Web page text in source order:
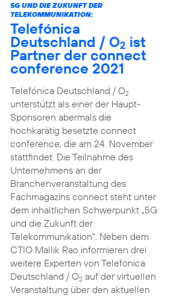
5G UND DIE ZUKUNFT DER
TELEKOMMUNIKATION:
Telefónica
Deutschland / O2 ist
Partner der connect
conference 2021
Telefónica Deutschland / O2
unterstützt als einer der Haupt-
Sponsoren abermals die
hochkarätig besetzte connect
conference, die am 24. November
stattfindet. Die Teilnahme des
Unternehmens an der
Branchenveranstaltung des
Fachmagazins connect steht unter
dem inhaltlichen Schwerpunkt „5G
und die Zukunft der
Telekommunikation“. Neben dem
CTIO Mallik Rao informieren drei
weitere Experten von Telefónica
Deutschland / O2auf der virtuellen
Veranstaltung über den aktuellen